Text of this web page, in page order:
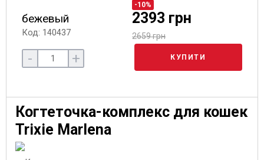
бежевый
Код: 140437
-10%
2393 грн
2659 грн
- + КУПИТИ
Когтеточка-комплекс для кошек
Trixie Marlena